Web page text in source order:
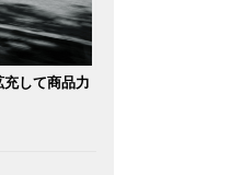
充して商品力